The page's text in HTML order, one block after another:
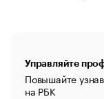
Управляйте
Повышайте
на РБК